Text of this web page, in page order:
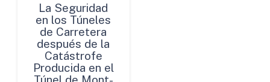
La Seguridad
en los Túneles
de Carretera
después de la
Catástrofe
Producida en el